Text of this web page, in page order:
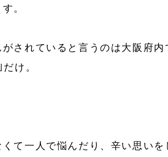
。
されていると言うのは大阪府内
け。
て一人で悩んだり、辛い思いを